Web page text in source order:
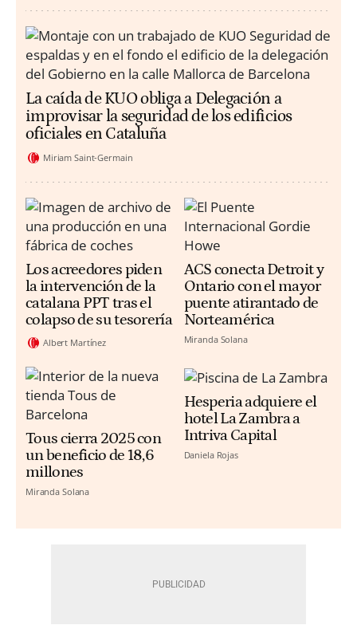
La caída de KUO obliga a Delegación a
improvisar la seguridad de los edificios
oficiales en Cataluña
Miriam Saint-Germain
Los acreedores piden
la intervención de la
catalana PPT tras el
colapso de su tesorería
Albert Martínez
ACS conecta Detroit y
Ontario con el mayor
puente atirantado de
Norteamérica
Miranda Solana
Tous cierra 2025 con
un beneficio de 18,6
millones
Miranda Solana
Hesperia adquiere el
hotel La Zambra a
Intriva Capital
Daniela Rojas